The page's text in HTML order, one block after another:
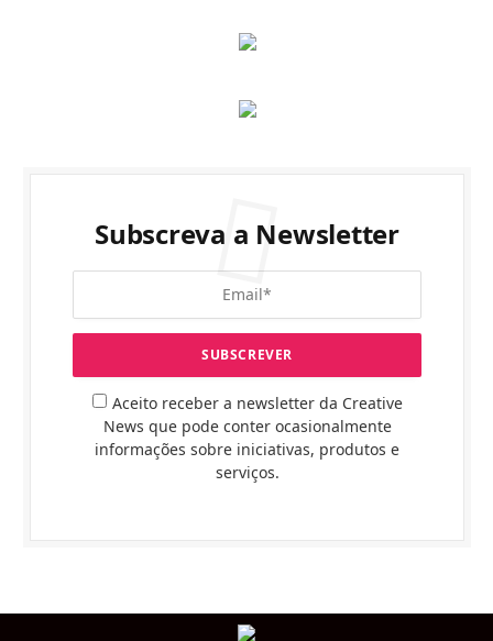
Subscreva a Newsletter
Aceito receber a newsletter da Creative
News que pode conter ocasionalmente
informações sobre iniciativas, produtos e
serviços.